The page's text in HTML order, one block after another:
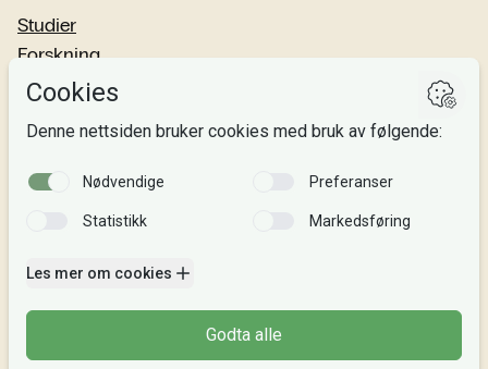
Studier
Forskning
Om oss
Si fra!
Følg oss